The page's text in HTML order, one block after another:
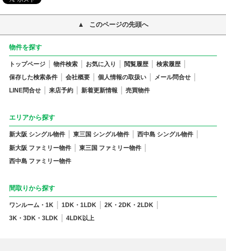
このページの先頭へ
物件を探す
トップページ 物件検索 お気に入り 閲覧履歴
検索履歴
保存した検索条件
会社概要 個人情報の取扱い
メール問合せ
LINE問合せ
来店予約 新着更新情報 売買物件
エリアから探す
新大阪 シングル物件 東三国 シングル物件
西中島 シングル物件
新大阪 ファミリー物件
東三国 ファミリー物件
西中島 ファミリー物件
間取りから探す
ワンルーム・1K 1DK・1LDK
2K・2DK・2LDK
3K・3DK・3LDK
4LDK以上